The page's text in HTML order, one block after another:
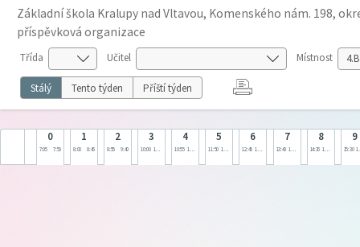
Základní škola Kralupy nad Vltavou, Komenského nám. 198,
příspěvková organizace
Třída Učitel Místnost
Stálý Tento týden Příští týden
0
7:05 7:50
1
8:00 8:45
2
8:55 9:40
3
10:00 10:45
4
10:55 11:40
5
11:50 12:35
6
12:45 13:30
7
13:40 14:25
8
14:35 15:20
9
15:30